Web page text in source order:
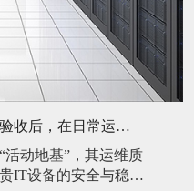
机房防静电地板安装验收后，在日常运维中常常被忽视。请问，一套规范的、可操作的维护规程应包含哪些内容？有哪些“小问题”若不及时处理，会演变成“大故障”？
活动地基”，其运维质
IT设备的安全与稳